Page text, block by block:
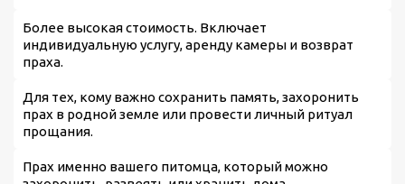
Более высокая стоимость. Включает
индивидуальную услугу, аренду камеры и возврат
праха.
Для тех, кому важно сохранить память, захоронить
прах в родной земле или провести личный ритуал
прощания.
Прах именно вашего питомца, который можно